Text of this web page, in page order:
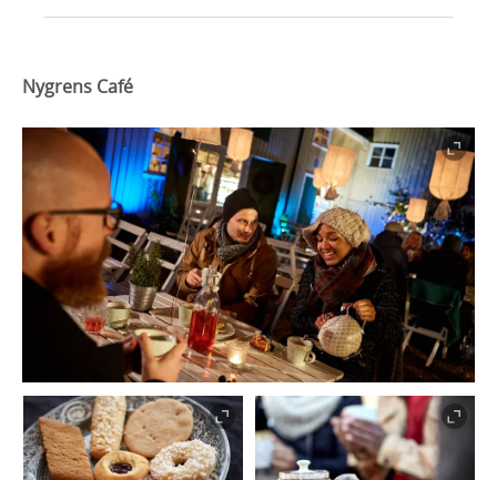
Nygrens Café